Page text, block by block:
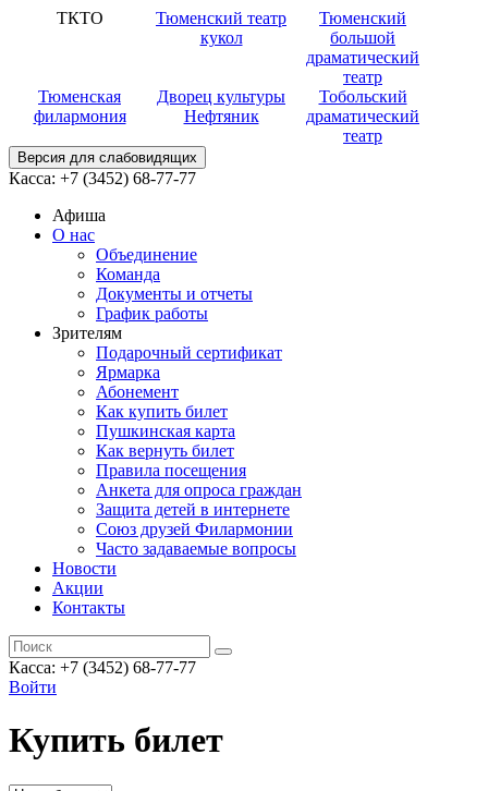
ТКТО
Тюменский театр
кукол
Тюменский
большой
драматический
театр
Тюменская
филармония
Дворец культуры
Нефтяник
Тобольский
драматический
театр
Версия для слабовидящих
Касса: +7 (3452) 68-77-77
Афиша
О нас
Объединение
Команда
Документы и отчеты
График работы
Зрителям
Подарочный сертификат
Ярмарка
Абонемент
Как купить билет
Пушкинская карта
Как вернуть билет
Правила посещения
Анкета для опроса граждан
Защита детей в интернете
Союз друзей Филармонии
Часто задаваемые вопросы
Новости
Акции
Контакты
Касса: +7 (3452) 68-77-77
Войти
Купить билет